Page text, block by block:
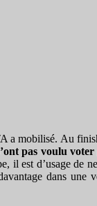
a mobilisé. Au
pas voulu
il est d’usage de
dans